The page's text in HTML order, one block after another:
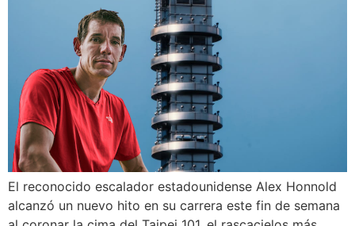
El reconocido escalador estadounidense Alex Honnold
alcanzó un nuevo hito en su carrera este fin de semana